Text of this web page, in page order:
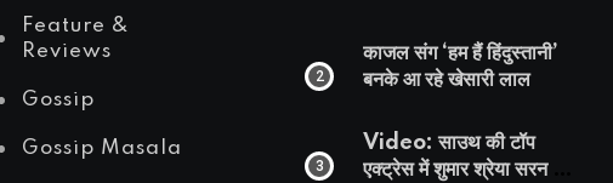
Feature &
Reviews
Gossip
Gossip Masala
काजल संग ‘हम हैं हिंदुस्तानी’
बनके आ रहे खेसारी लाल
Video: साउथ की टॉप
एक्ट्रेस में शुमार श्रेया सरन का